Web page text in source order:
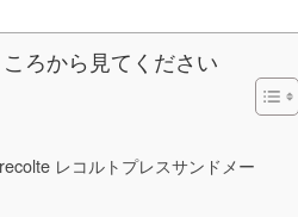
ろから見てください
レコルトプレスサンドメー